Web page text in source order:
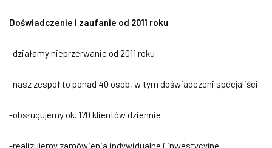
Doświadczenie i zaufanie od 2011 roku
-działamy nieprzerwanie od 2011 roku
-nasz zespół to ponad 40 osób, w tym doświadczeni specjaliści
-obsługujemy ok. 170 klientów dziennie
-realizujemy zamówienia indywidualne i inwestycyjne